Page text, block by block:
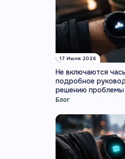
17 Июля 2026
Не включаются
подробное
решению
Блог